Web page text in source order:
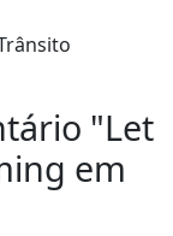
"Let
em